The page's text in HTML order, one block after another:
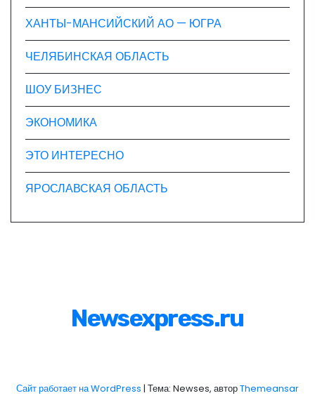
ХАНТЫ-МАНСИЙСКИЙ АО — ЮГРА
ЧЕЛЯБИНСКАЯ ОБЛАСТЬ
ШОУ БИЗНЕС
ЭКОНОМИКА
ЭТО ИНТЕРЕСНО
ЯРОСЛАВСКАЯ ОБЛАСТЬ
Newsexpress.ru
Сайт работает на WordPress | Тема: Newses, авторThemeansar